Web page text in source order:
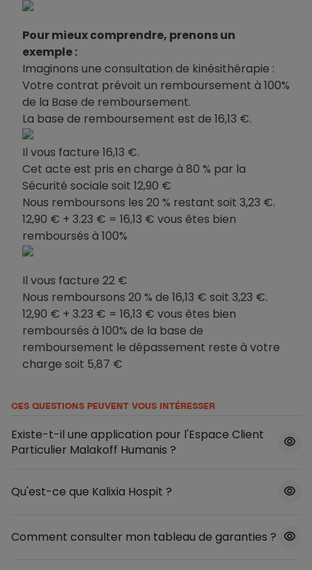
Pour mieux comprendre, prenons un
exemple :
Imaginons une consultation de kinésithérapie :
Votre contrat prévoit un remboursement à 100%
de la Base de remboursement.
La base de remboursement est de 16,13 €.
Il vous facture 16,13 €.
Cet acte est pris en charge à 80 % par la
Sécurité sociale soit 12,90 €
Nous remboursons les 20 % restant soit 3,23 €.
12,90 € + 3.23 € = 16,13 € vous êtes bien
remboursés à 100%
Il vous facture 22 €
Nous remboursons 20 % de 16,13 € soit 3,23 €.
12,90 € + 3.23 € = 16,13 € vous êtes bien
remboursés à 100% de la base de
remboursement le dépassement reste à votre
charge soit 5,87 €
CES QUESTIONS PEUVENT VOUS INTÉRESSER
Existe-t-il une application pour l'Espace Client
Particulier Malakoff Humanis ?
Qu'est-ce que Kalixia Hospit ?
Comment consulter mon tableau de garanties ?